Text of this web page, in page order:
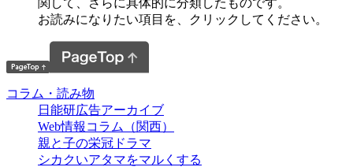
お読みになりたい項目を、クリックしてください。
コラム・読み物
日能研広告アーカイブ
Web情報コラム（関西）
親と子の栄冠ドラマ
シカクいアタマをマルくする